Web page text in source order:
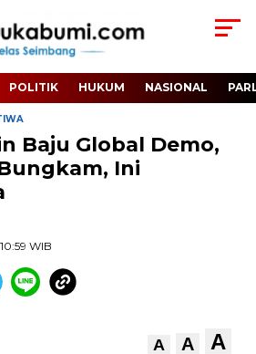
POLITIK HUKUM NASIONAL
Baju Global Demo,
Ini
WIB
A A A